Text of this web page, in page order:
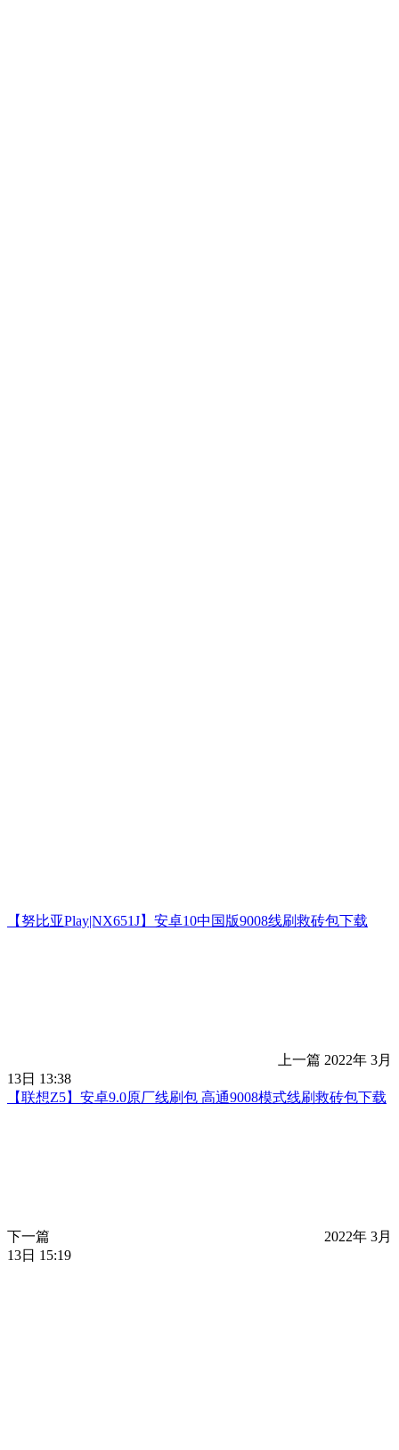
【努比亚Play|NX651J】安卓10中国版9008线刷救砖包下载
上一篇 2022年 3月
13日 13:38
【联想Z5】安卓9.0原厂线刷包 高通9008模式线刷救砖包下载
下一篇
2022年 3月
13日 15:19